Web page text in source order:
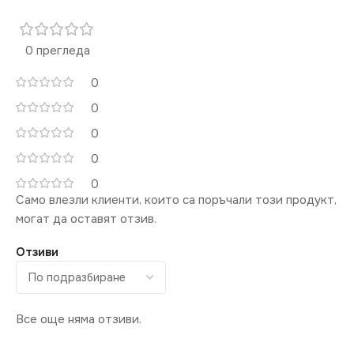
СТЕПЕН НА ЗАЩИТА
IP65
НАПРЕЖЕНИЕ (V)
МОЩНОСТ (W)
НАЧИН НА МОНТАЖ
0 прегледа
0
0
0
0
0
Отзиви
Все още няма отзиви.
Само влезли клиенти, които са поръчали този продукт,
могат да оставят отзив.